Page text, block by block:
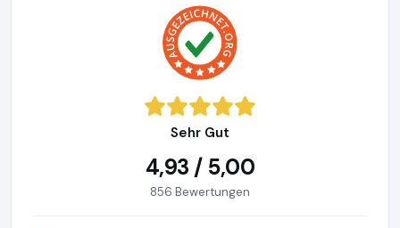
Sehr Gut
4,93 / 5,00
856 Bewertungen